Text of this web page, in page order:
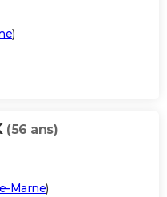
)
(56 ans)
Marne)